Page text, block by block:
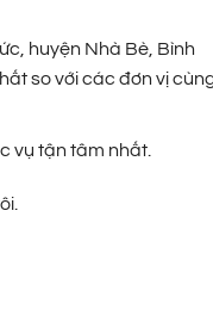
huyện Nhà Bè, Bình
so với các đơn vị
vụ tận tâm nhất.